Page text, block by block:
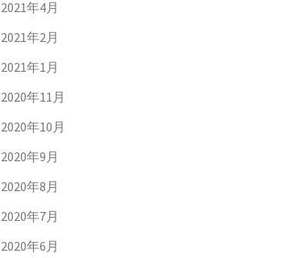
2021年4月
2021年2月
2021年1月
2020年11月
2020年10月
2020年9月
2020年8月
2020年7月
2020年6月